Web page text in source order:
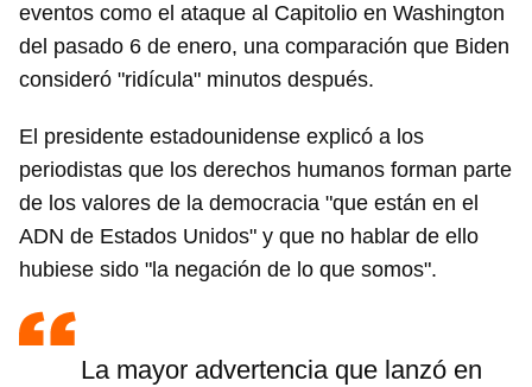
Guardar como favorito
eventos como el ataque al Capitolio en Washington
del pasado 6 de enero, una comparación que Biden
consideró "ridícula" minutos después.
El presidente estadounidense explicó a los
periodistas que los derechos humanos forman parte
de los valores de la democracia "que están en el
ADN de Estados Unidos" y que no hablar de ello
hubiese sido "la negación de lo que somos".
La mayor advertencia que lanzó en